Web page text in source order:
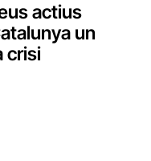
actius
un
crisi